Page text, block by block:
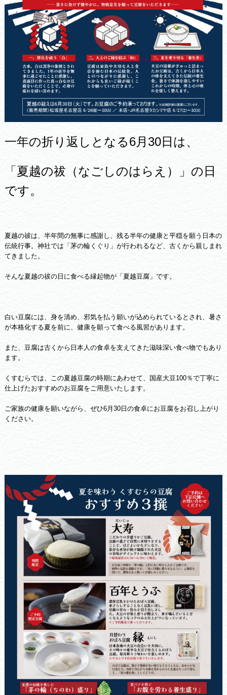
一年の折り返しとなる6月30日は、
「夏越の祓（なごしのはらえ）」の日
です。
夏越の祓は、半年間の無事に感謝し、残る半年の健康と平穏を願う日本の
伝統行事。神社では「茅の輪くぐり」が行われるなど、古くから親しまれ
てきました。
そんな夏越の祓の日に食べる縁起物が「夏越豆腐」です。
白い豆腐には、身を清め、邪気を払う願いが込められているとされ、暑さ
が本格化する夏を前に、健康を願って食べる風習があります。
また、豆腐は古くから日本人の食卓を支えてきた滋味深い食べ物でもあり
ます。
くすむらでは、この夏越豆腐の時期にあわせて、国産大豆100％で丁寧に
仕上げたおすすめのお豆腐をご用意いたします。
ご家族の健康を願いながら、ぜひ6月30日の食卓にお豆腐をお召し上がり
ください。